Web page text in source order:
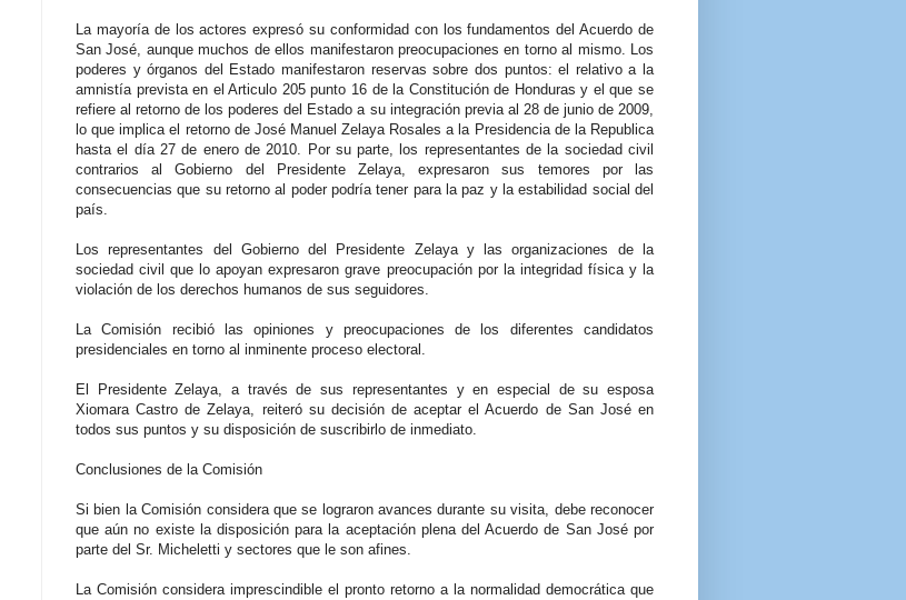
La mayoría de los actores expresó su conformidad con los fundamentos del Acuerdo de
San José, aunque muchos de ellos manifestaron preocupaciones en torno al mismo. Los
poderes y órganos del Estado manifestaron reservas sobre dos puntos: el relativo a la
amnistía prevista en el Articulo 205 punto 16 de la Constitución de Honduras y el que se
refiere al retorno de los poderes del Estado a su integración previa al 28 de junio de 2009,
lo que implica el retorno de José Manuel Zelaya Rosales a la Presidencia de la Republica
hasta el día 27 de enero de 2010. Por su parte, los representantes de la sociedad civil
contrarios al Gobierno del Presidente Zelaya, expresaron sus temores por las
consecuencias que su retorno al poder podría tener para la paz y la estabilidad social del
país.
Los representantes del Gobierno del Presidente Zelaya y las organizaciones de la
sociedad civil que lo apoyan expresaron grave preocupación por la integridad física y la
violación de los derechos humanos de sus seguidores.
La Comisión recibió las opiniones y preocupaciones de los diferentes candidatos
presidenciales en torno al inminente proceso electoral.
El Presidente Zelaya, a través de sus representantes y en especial de su esposa
Xiomara Castro de Zelaya, reiteró su decisión de aceptar el Acuerdo de San José en
todos sus puntos y su disposición de suscribirlo de inmediato.
Conclusiones de la Comisión
Si bien la Comisión considera que se lograron avances durante su visita, debe reconocer
que aún no existe la disposición para la aceptación plena del Acuerdo de San José por
parte del Sr. Micheletti y sectores que le son afines.
La Comisión considera imprescindible el pronto retorno a la normalidad democrática que